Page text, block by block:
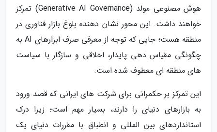
هوش مصنوعی مولد (Generative AI Governance) تمرکز
خواهند داشت. این محور نشان دهنده بلوغ بازار فناوری در
منطقه هست؛ جایی که توجه از معرفی صرف ابزارهای AI به
چگونگی مقیاس دهی پایدار، اخلاقی و سازگار با سیاست
های منطقه ای معطوف شده است.
این تمرکز بر حکمرانی برای شرکت های ایرانی که قصد ورود
به بازارهای دنیای را دارند، بسیار مهم است؛ زیرا درک
استانداردهای بین المللی و انطباق با مقررات دنیای یک